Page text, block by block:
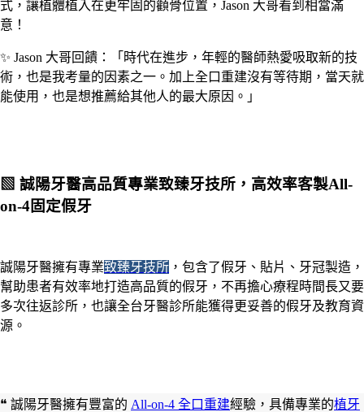
式，讓植體植入在更牢固的顴骨位置，Jason 大哥看到相當滿
意！
✨ Jason 大哥回饋：「時代在進步，年輕的醫師熱愛吸取新的技
術，也是我考量的因素之一。加上全口重建沒有等待期，當天就
能使用，也是想推薦給其他人的最大原因。」
▧ 誠陽牙醫高品質專業致臻牙技所，高效率客製All-
on-4固定假牙
誠陽牙醫擁有專業致臻牙技所 ，包含了假牙、貼片、牙冠製造，
幫助患者有效率地打造高品質的假牙，不再擔心療程時間長又要
多次往返診所，也讓全台牙醫診所能獲得更妥善的假牙及教育資
源。
❝ 誠陽牙醫擁有豐富的 All-on-4 全口重建經驗，具備專業的植牙